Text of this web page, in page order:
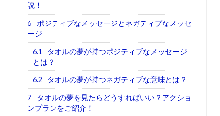
説！
6
ポジティブなメッセージとネガティブなメッセ
ージ
6.1
タオルの夢が持つポジティブなメッセージ
とは？
6.2 タオルの夢が持つネガティブな意味とは？
7
タオルの夢を見たらどうすればいい？アクショ
ンプランをご紹介！